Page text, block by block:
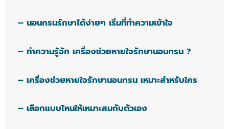
– นอนกรนรักษาได้ง่ายๆ เริ่มที่ทำความเข้าใจ
– ทำความรู้จัก เครื่องช่วยหายใจรักษานอนกรน ?
– เครื่องช่วยหายใจรักษานอนกรน เหมาะสำหรับใคร
– เลือกแบบไหนให้เหมาะสมกับตัวเอง